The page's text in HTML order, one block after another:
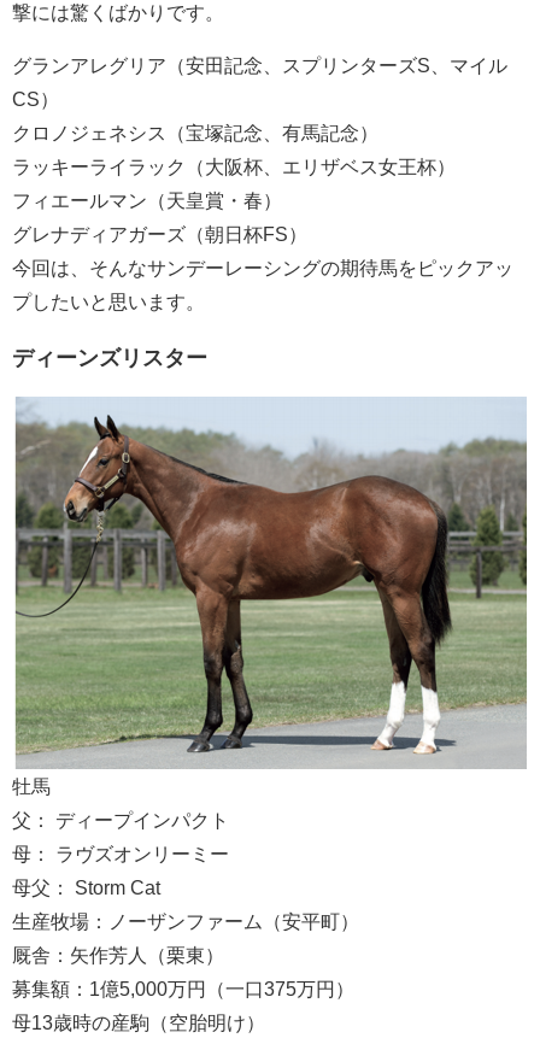
撃には驚くばかりです。
グランアレグリア（安田記念、スプリンターズS、マイル
CS）
クロノジェネシス（宝塚記念、有馬記念）
ラッキーライラック（大阪杯、エリザベス女王杯）
フィエールマン（天皇賞・春）
グレナディアガーズ（朝日杯FS）
今回は、そんなサンデーレーシングの期待馬をピックアッ
プしたいと思います。
ディーンズリスター
牡馬
父： ディープインパクト
母： ラヴズオンリーミー
母父： Storm Cat
生産牧場：ノーザンファーム（安平町）
厩舎：矢作芳人（栗東）
募集額：1億5,000万円（一口375万円）
母13歳時の産駒（空胎明け）